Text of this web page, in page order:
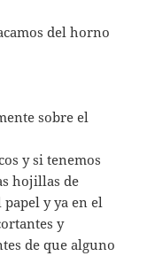
del horno
sobre el
y si tenemos
hojillas de
y ya en el
y
de que alguno